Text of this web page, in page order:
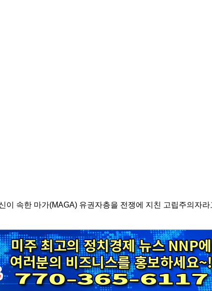
이 속한 마가(MAGA) 유권자층을 전쟁에 지친 고립주의자라